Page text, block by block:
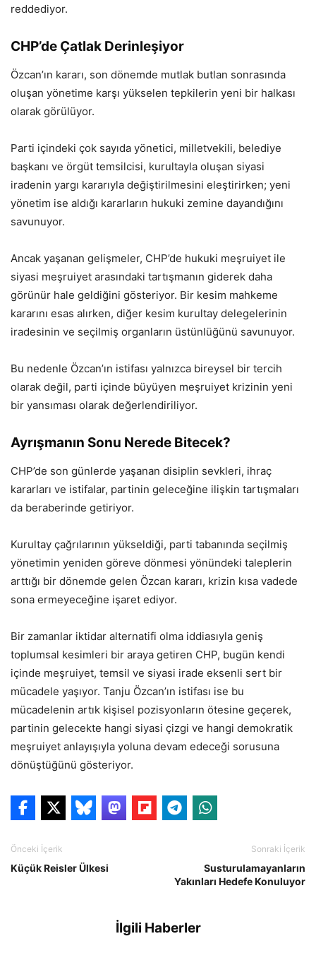
reddediyor.
CHP’de Çatlak Derinleşiyor
Özcan’ın kararı, son dönemde mutlak butlan sonrasında
oluşan yönetime karşı yükselen tepkilerin yeni bir halkası
olarak görülüyor.
Parti içindeki çok sayıda yönetici, milletvekili, belediye
başkanı ve örgüt temsilcisi, kurultayla oluşan siyasi
iradenin yargı kararıyla değiştirilmesini eleştirirken; yeni
yönetim ise aldığı kararların hukuki zemine dayandığını
savunuyor.
Ancak yaşanan gelişmeler, CHP’de hukuki meşruiyet ile
siyasi meşruiyet arasındaki tartışmanın giderek daha
görünür hale geldiğini gösteriyor. Bir kesim mahkeme
kararını esas alırken, diğer kesim kurultay delegelerinin
iradesinin ve seçilmiş organların üstünlüğünü savunuyor.
Bu nedenle Özcan’ın istifası yalnızca bireysel bir tercih
olarak değil, parti içinde büyüyen meşruiyet krizinin yeni
bir yansıması olarak değerlendiriliyor.
Ayrışmanın Sonu Nerede Bitecek?
CHP’de son günlerde yaşanan disiplin sevkleri, ihraç
kararları ve istifalar, partinin geleceğine ilişkin tartışmaları
da beraberinde getiriyor.
Kurultay çağrılarının yükseldiği, parti tabanında seçilmiş
yönetimin yeniden göreve dönmesi yönündeki taleplerin
arttığı bir dönemde gelen Özcan kararı, krizin kısa vadede
sona ermeyeceğine işaret ediyor.
Bir zamanlar iktidar alternatifi olma iddiasıyla geniş
toplumsal kesimleri bir araya getiren CHP, bugün kendi
içinde meşruiyet, temsil ve siyasi irade eksenli sert bir
mücadele yaşıyor. Tanju Özcan’ın istifası ise bu
mücadelenin artık kişisel pozisyonların ötesine geçerek,
partinin gelecekte hangi siyasi çizgi ve hangi demokratik
meşruiyet anlayışıyla yoluna devam edeceği sorusuna
dönüştüğünü gösteriyor.
Önceki İçerik
Küçük Reisler Ülkesi
Sonraki İçerik
Susturulamayanların
Yakınları Hedefe Konuluyor
İlgili Haberler